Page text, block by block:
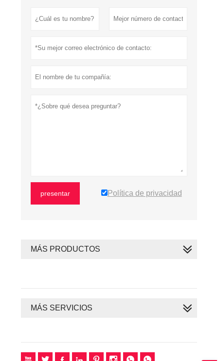
presentar Política de privacidad
MÁS PRODUCTOS
MÁS SERVICIOS